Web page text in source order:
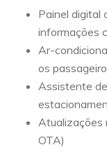
Painel digital
informações
Ar-
os
Assistente
Atualizações
OTA)